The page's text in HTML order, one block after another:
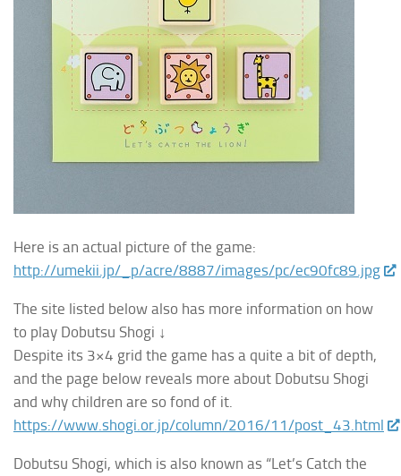
Here is an actual picture of the game:
http://umekii.jp/_p/acre/8887/images/pc/ec90fc89.jpg
The site listed below also has more information on how
to play Dobutsu Shogi ↓
Despite its 3×4 grid the game has a quite a bit of depth,
and the page below reveals more about Dobutsu Shogi
and why children are so fond of it.
https://www.shogi.or.jp/column/2016/11/post_43.html
Dobutsu Shogi, which is also known as “Let’s Catch the